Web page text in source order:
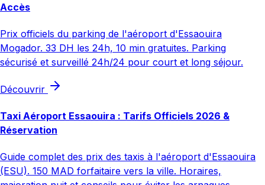
Accès
Prix officiels du parking de l'aéroport d'Essaouira
Mogador. 33 DH les 24h, 10 min gratuites. Parking
sécurisé et surveillé 24h/24 pour court et long séjour.
Découvrir
Taxi Aéroport Essaouira : Tarifs Officiels 2026 &
Réservation
Guide complet des prix des taxis à l'aéroport d'Essaouira
(ESU). 150 MAD forfaitaire vers la ville. Horaires,